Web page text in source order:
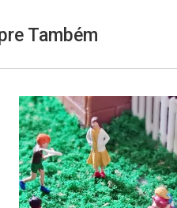
Também